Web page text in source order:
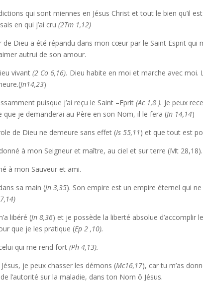
qui sont miennes en Jésus Christ et tout le bien qu’il
en qui j’ai cru(2Tm 1,12)
de Dieu a été répandu dans mon cœur par le Saint Esprit qui
autrui de son amour.
vivant(2 Co 6,16). Dieu habite en moi et marche avec moi.
Jn14,23)
puisque j’ai reçu le Saint –Eprit(Ac 1,8 ). Je peux
que je demanderai au Père en son Nom, il le fera (Jn 14,14)
de Dieu ne demeure sans effet (Is 55,11) et que tout est
à mon Seigneur et maître, au ciel et sur terre (Mt 28,18).
à mon Sauveur et ami.
sa main (Jn 3,35). Son empire est un empire éternel qui
libéré (Jn 8,36) et je possède la liberté absolue d’accomplir
que je les pratique (Ep 2 ,10).
qui me rend fort(Ph 4,13).
je peux chasser les démons (Mc16,17), car tu m’as
l’autorité sur la maladie, dans ton Nom ô Jésus.